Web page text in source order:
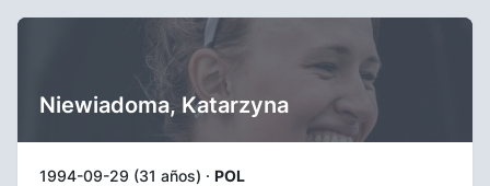
Niewiadoma, Katarzyna
1994-09-29 (31 años) · POL